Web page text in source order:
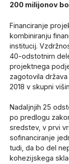
200 milijonov
Financiranje
kombiniranju
institucij.
40-odstotnim
projektnega
zagotovila
2018 v skupni
Nadaljnjih 25
po predlogu
sredstev, v prvi
sofinanciranje
tudi, da bo del
kohezijskega